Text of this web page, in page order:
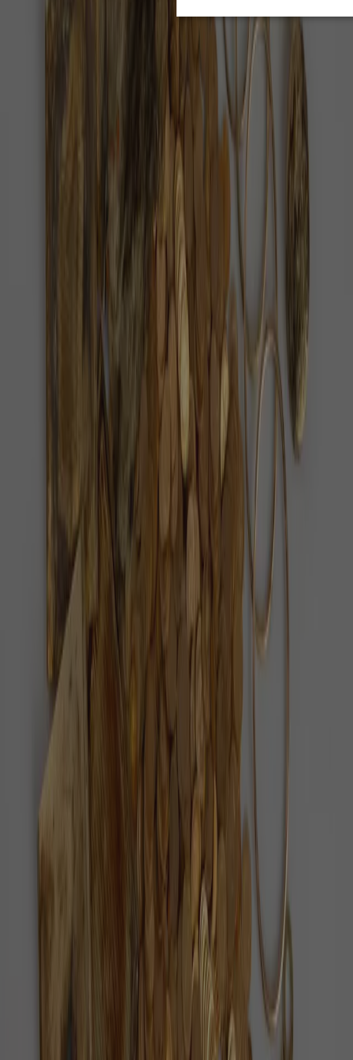
rodiny tuší
Když rodič nebo prarodič přestane sám zvládat
běžný den, první instinkt bývá hledat pomoc přes
Turisté našli u Zvičiny zlatý poklad,
Zlato leželo v zemi pod Zvičinou nejspíš od napjatých
let před druhou světovou válkou.
Pozitivní zprávy
Každý den vybíráme ověřené pozitivní zprávy z
Jak ověřujeme zprávy
Zásady ochrany osobních údajů